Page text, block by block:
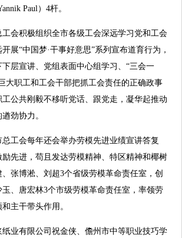
Paul）4杆。
工会积极组织全市各级工会深远学习党和工会
展“中国梦·干事好意思”系列宣布道育行为，
层宣讲、党组表面中心组学习、“三会一
大职工和工会干部把抓工会责任的正确政事
公共刚毅不移听党话、跟党走，凝华起推动
劲协力。
工会每年还会举办劳模先进业绩宣讲答复
先进，苟且发达劳模精神、特区精神和椰树
张博淞、刘超3个省级劳模革命责任室，创
、唐宏林3个市级劳模革命责任室，率领劳
主干带头作用。
业有限公司祝金侠、儋州市中等职业技巧学